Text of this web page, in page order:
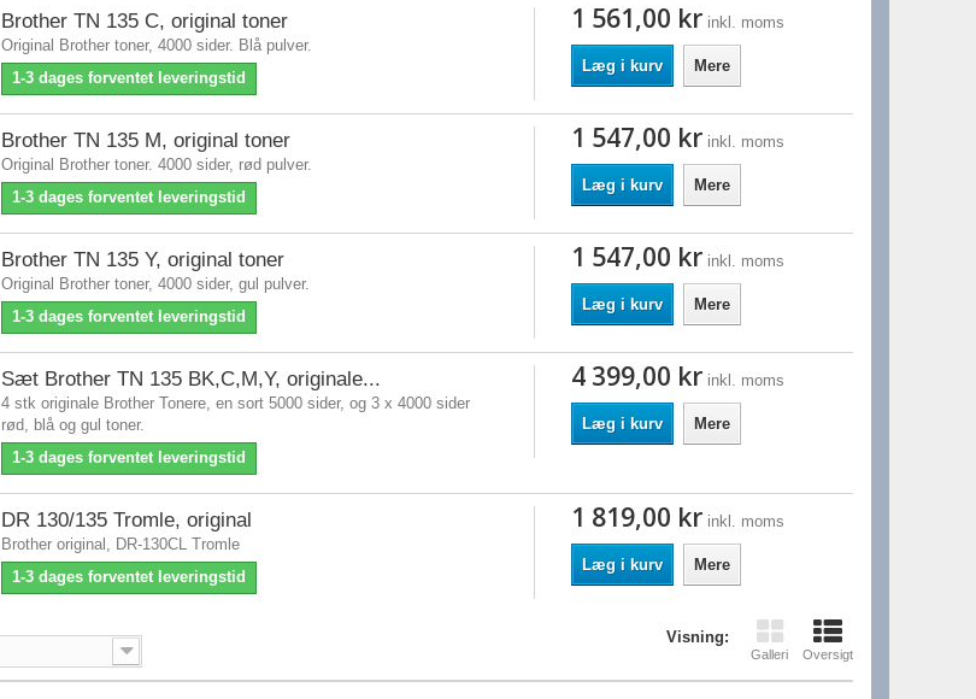
Brother TN 135 C, original toner
Original Brother toner, 4000 sider. Blå pulver.
1-3 dages forventet leveringstid
1 561,00 kr inkl. moms
Læg i kurv Mere
Brother TN 135 M, original toner
Original Brother toner. 4000 sider, rød pulver.
1-3 dages forventet leveringstid
1 547,00 kr inkl. moms
Læg i kurv Mere
Brother TN 135 Y, original toner
Original Brother toner, 4000 sider, gul pulver.
1-3 dages forventet leveringstid
1 547,00 kr inkl. moms
Læg i kurv Mere
Sæt Brother TN 135 BK,C,M,Y, originale...
4 stk originale Brother Tonere, en sort 5000 sider, og 3 x 4000 sider
rød, blå og gul toner.
1-3 dages forventet leveringstid
4 399,00 kr inkl. moms
Læg i kurv Mere
DR 130/135 Tromle, original
Brother original, DR-130CL Tromle
1-3 dages forventet leveringstid
1 819,00 kr inkl. moms
Læg i kurv Mere
Visning:
Galleri Oversigt